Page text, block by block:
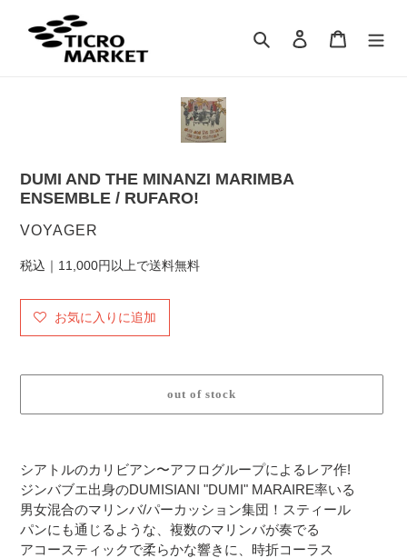
検索 ログインカート
DUMI AND THE MINANZI MARIMBA
ENSEMBLE / RUFARO!
販
元
VOYAGER
税込｜11,000円以上で送料無料
お気に入りに追加
out of stock
ー
ト
に
商
品
シアトルのカリビアン〜アフログループによるレア作!
ジンバブエ出身のDUMISIANI "DUMI" MARAIRE率いる
男女混合のマリンバ/パーカッション集団！スティール
パンにも通じるような、複数のマリンバが奏でる
アコースティックで柔らかな響きに、時折コーラス